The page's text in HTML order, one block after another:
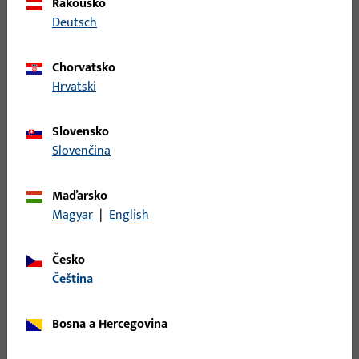
B 9000 0196 | L-SCHLIESSBLECH-R-
LAPPENSCHLIESSBLECHE DIN RS AUS NICHTROST.STAHL,ECKIG,
B 9000 0203 | WINKELSCHLIESSBLECHE DIN
LS
WINKELSCHLIESSBLECHE DIN LS AUS NICHTROST.STAHL,ECKIG,
Deutsch
Chorvatsko
Hrvatski
Slovensko
Slovenčina
Maďarsko
Magyar | English
Česko
čeština
Bosna a Hercegovina